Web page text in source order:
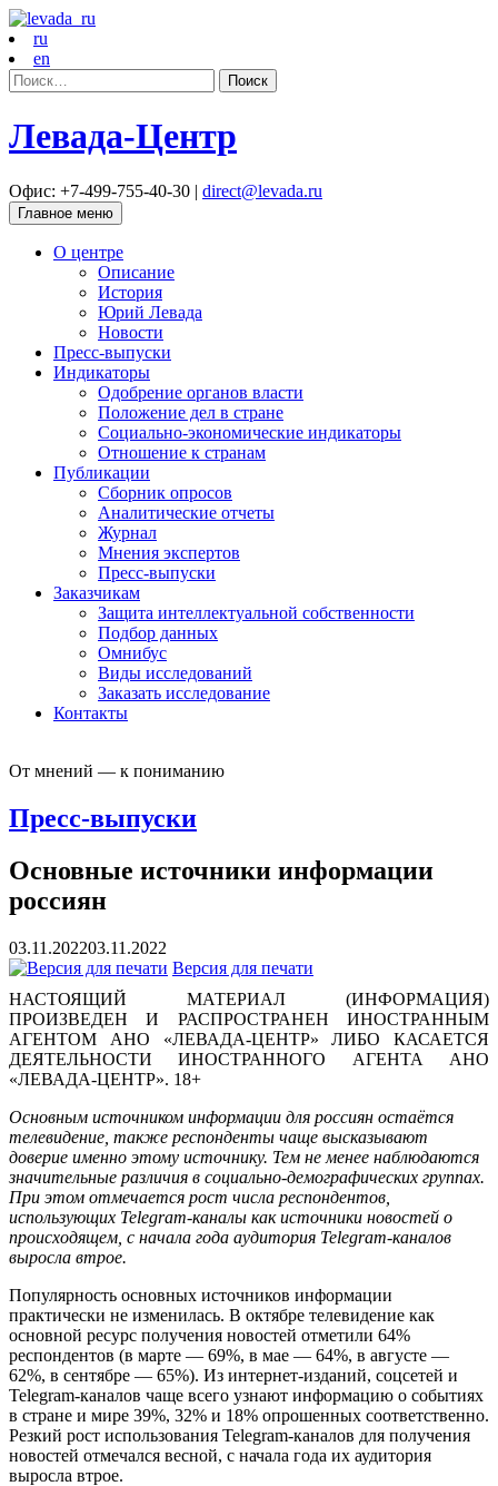
ru
en
Найти:
Левада-Центр
Офис: +7-499-755-40-30 | direct@levada.ru
Главное меню
О центре
Описание
История
Юрий Левада
Новости
Пресс-выпуски
Индикаторы
Одобрение органов власти
Положение дел в стране
Социально-экономические индикаторы
Отношение к странам
Публикации
Сборник опросов
Аналитические отчеты
Журнал
Мнения экспертов
Пресс-выпуски
Заказчикам
Защита интеллектуальной собственности
Подбор данных
Омнибус
Виды исследований
Заказать исследование
Контакты
От мнений — к пониманию
Пресс-выпуски
Основные источники информации
россиян
03.11.202203.11.2022
Версия для печати
НАСТОЯЩИЙ МАТЕРИАЛ (ИНФОРМАЦИЯ)
ПРОИЗВЕДЕН И РАСПРОСТРАНЕН ИНОСТРАННЫМ
АГЕНТОМ АНО «ЛЕВАДА-ЦЕНТР» ЛИБО КАСАЕТСЯ
ДЕЯТЕЛЬНОСТИ ИНОСТРАННОГО АГЕНТА АНО
«ЛЕВАДА-ЦЕНТР». 18+
Основным источником информации для россиян остаётся
телевидение, также респонденты чаще высказывают
доверие именно этому источнику. Тем не менее наблюдаются
значительные различия в социально-демографических группах.
При этом отмечается рост числа респондентов,
использующих Telegram-каналы как источники новостей о
происходящем, с начала года аудитория Telegram-каналов
выросла втрое.
Популярность основных источников информации
практически не изменилась. В октябре телевидение как
основной ресурс получения новостей отметили 64%
респондентов (в марте — 69%, в мае — 64%, в августе —
62%, в сентябре — 65%). Из интернет-изданий, соцсетей и
Telegram-каналов чаще всего узнают информацию о событиях
в стране и мире 39%, 32% и 18% опрошенных соответственно.
Резкий рост использования Telegram-каналов для получения
новостей отмечался весной, с начала года их аудитория
выросла втрое.